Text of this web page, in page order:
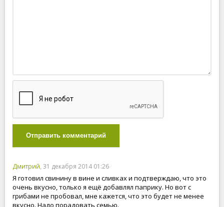
Отправить комментарий
Дмитрий, 31 декабря 2014 01:26
Я готовил свинину в вине и сливках и подтверждаю, что это
очень вкусно, только я ещё добавлял паприку. Но вот с
грибами не пробовал, мне кажется, что это будет не менее
вкусно. Надо порадовать семью.